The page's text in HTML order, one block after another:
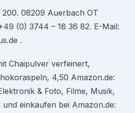
08209 Auerbach OT
(0) 3744 – 18 36 82. E-Mail:
.
Chaipulver verfeinert,
4,50 Amazon.de:
& Foto, Filme, Musik,
einkaufen bei Amazon.de: